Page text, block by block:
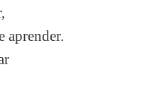
aprender.